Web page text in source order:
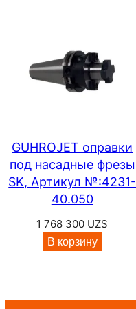
GUHROJET оправки
под насадные фрезы
SK, Артикул №:4231-
40.050
1 768 300 UZS
В корзину